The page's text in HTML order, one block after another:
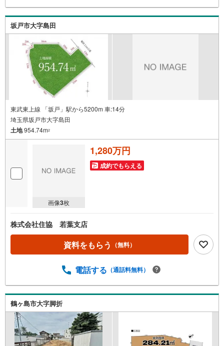
坂戸市大字島田
東武東上線 「坂戸」駅から5200m 車:14分
埼玉県坂戸市大字島田
土地954.74m2
画像3枚
1,280万円
成約でもらえる
株式会社住協 若葉支店
資料をもらう （無料）
電話する （通話料無料）
鶴ヶ島市大字脚折